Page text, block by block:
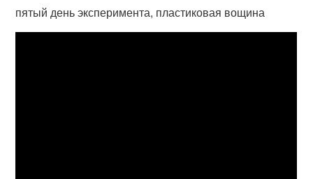
пятый день эксперимента, пластиковая вощина